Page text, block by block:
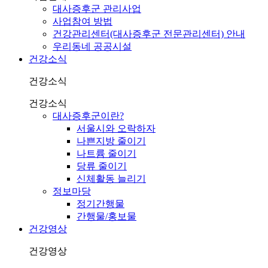
대사증후군 관리사업
사업참여 방법
건강관리센터(대사증후군 전문관리센터) 안내
우리동네 공공시설
건강소식
건강소식
건강소식
대사증후군이란?
서울시와 오락하자
나쁜지방 줄이기
나트륨 줄이기
당류 줄이기
신체활동 늘리기
정보마당
정기간행물
간행물/홍보물
건강영상
건강영상